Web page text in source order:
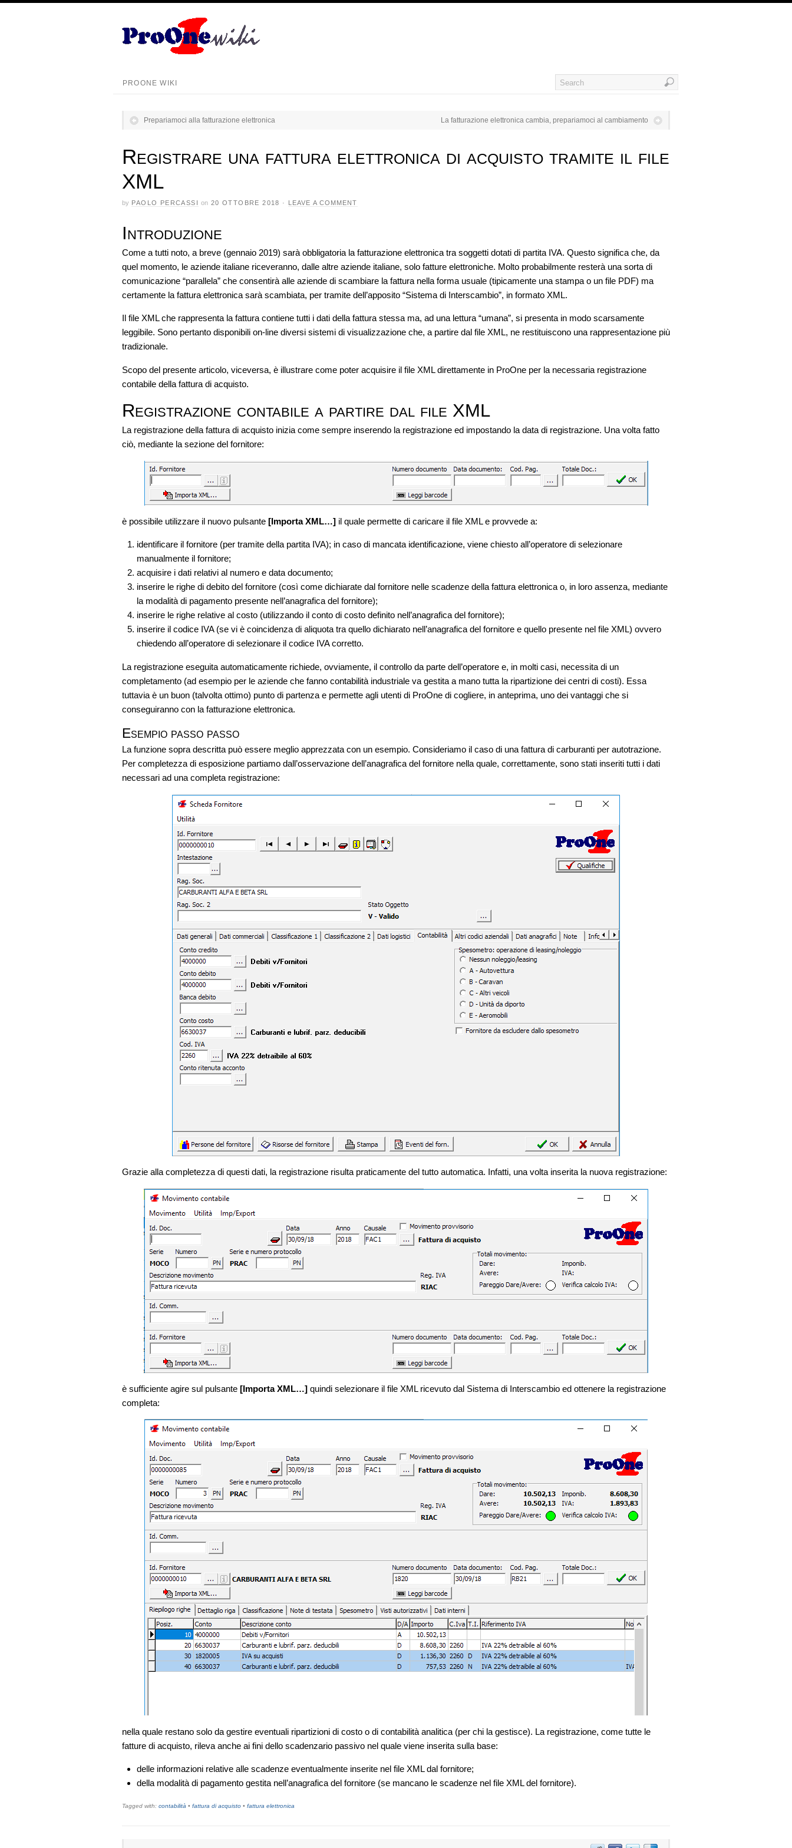
PROONE WIKI
Prepariamoci alla fatturazione elettronica La fatturazione elettronica cambia, prepariamoci al cambiamento
Registrare una fattura elettronica di acquisto tramite il file
XML
by PAOLO PERCASSI on 20 OTTOBRE 2018 · LEAVE A COMMENT
Introduzione
Come a tutti noto, a breve (gennaio 2019) sarà obbligatoria la fatturazione elettronica tra soggetti dotati di partita IVA. Questo significa che, da
quel momento, le aziende italiane riceveranno, dalle altre aziende italiane, solo fatture elettroniche. Molto probabilmente resterà una sorta di
comunicazione “parallela” che consentirà alle aziende di scambiare la fattura nella forma usuale (tipicamente una stampa o un file PDF) ma
certamente la fattura elettronica sarà scambiata, per tramite dell’apposito “Sistema di Interscambio”, in formato XML.
Il file XML che rappresenta la fattura contiene tutti i dati della fattura stessa ma, ad una lettura “umana”, si presenta in modo scarsamente
leggibile. Sono pertanto disponibili on-line diversi sistemi di visualizzazione che, a partire dal file XML, ne restituiscono una rappresentazione più
tradizionale.
Scopo del presente articolo, viceversa, è illustrare come poter acquisire il file XML direttamente in ProOne per la necessaria registrazione
contabile della fattura di acquisto.
Registrazione contabile a partire dal file XML
La registrazione della fattura di acquisto inizia come sempre inserendo la registrazione ed impostando la data di registrazione. Una volta fatto
ciò, mediante la sezione del fornitore:
è possibile utilizzare il nuovo pulsante [Importa XML…] il quale permette di caricare il file XML e provvede a:
identificare il fornitore (per tramite della partita IVA); in caso di mancata identificazione, viene chiesto all’operatore di selezionare
manualmente il fornitore;
acquisire i dati relativi al numero e data documento;
inserire le righe di debito del fornitore (così come dichiarate dal fornitore nelle scadenze della fattura elettronica o, in loro assenza, mediante
la modalità di pagamento presente nell’anagrafica del fornitore);
inserire le righe relative al costo (utilizzando il conto di costo definito nell’anagrafica del fornitore);
inserire il codice IVA (se vi è coincidenza di aliquota tra quello dichiarato nell’anagrafica del fornitore e quello presente nel file XML) ovvero
chiedendo all’operatore di selezionare il codice IVA corretto.
La registrazione eseguita automaticamente richiede, ovviamente, il controllo da parte dell’operatore e, in molti casi, necessita di un
completamento (ad esempio per le aziende che fanno contabilità industriale va gestita a mano tutta la ripartizione dei centri di costi). Essa
tuttavia è un buon (talvolta ottimo) punto di partenza e permette agli utenti di ProOne di cogliere, in anteprima, uno dei vantaggi che si
conseguiranno con la fatturazione elettronica.
Esempio passo passo
La funzione sopra descritta può essere meglio apprezzata con un esempio. Consideriamo il caso di una fattura di carburanti per autotrazione.
Per completezza di esposizione partiamo dall’osservazione dell’anagrafica del fornitore nella quale, correttamente, sono stati inseriti tutti i dati
necessari ad una completa registrazione:
Grazie alla completezza di questi dati, la registrazione risulta praticamente del tutto automatica. Infatti, una volta inserita la nuova registrazione:
è sufficiente agire sul pulsante [Importa XML…] quindi selezionare il file XML ricevuto dal Sistema di Interscambio ed ottenere la registrazione
completa:
nella quale restano solo da gestire eventuali ripartizioni di costo o di contabilità analitica (per chi la gestisce). La registrazione, come tutte le
fatture di acquisto, rileva anche ai fini dello scadenzario passivo nel quale viene inserita sulla base:
delle informazioni relative alle scadenze eventualmente inserite nel file XML dal fornitore;
della modalità di pagamento gestita nell’anagrafica del fornitore (se mancano le scadenze nel file XML del fornitore).
Tagged with: contabilità • fattura di acquisto • fattura elettronica